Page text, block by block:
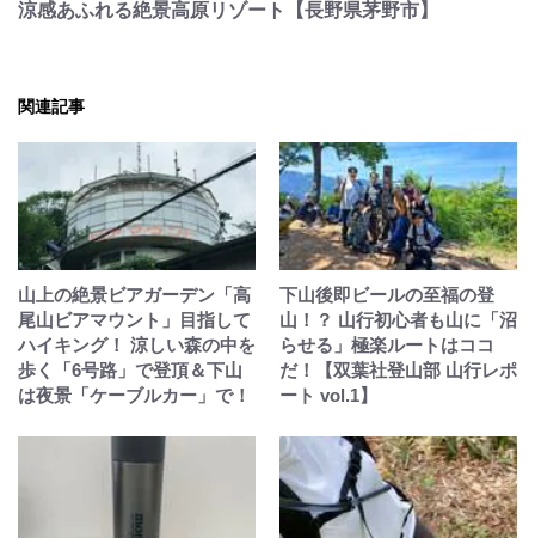
涼感あふれる絶景高原リゾート【長野県茅野市】
関連記事
山上の絶景ビアガーデン「高
尾山ビアマウント」目指して
ハイキング！ 涼しい森の中を
歩く「6号路」で登頂＆下山
は夜景「ケーブルカー」で！
下山後即ビールの至福の登
山！？ 山行初心者も山に「沼
らせる」極楽ルートはココ
だ！【双葉社登山部 山行レポ
ート vol.1】